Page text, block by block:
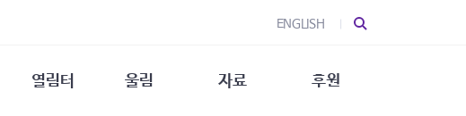
ENGLISH
열림터 울림 자료 후원